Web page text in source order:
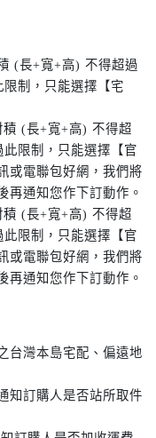
(長+寬+高) 不得超過
制，只能選擇【宅
積 (長+寬+高) 不得超
限制，只能選擇【官
或電聯包好網，我們將
再通知您作下訂動作。
積 (長+寬+高) 不得超
限制，只能選擇【官
或電聯包好網，我們將
再通知您作下訂動作。
台灣本島宅配、偏遠地
知訂購人是否站所取件